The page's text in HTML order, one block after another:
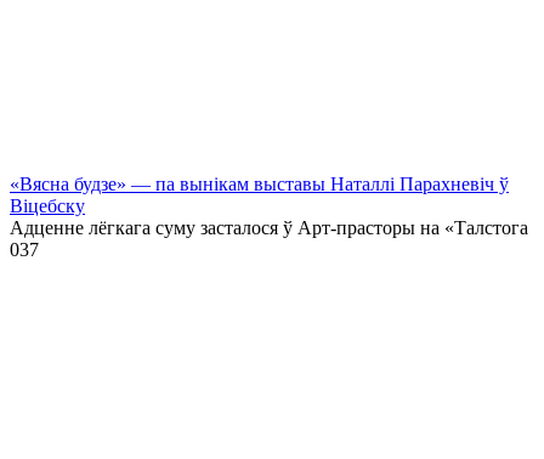
«Вясна будзе» — па вынікам выставы Наталлі Парахневіч ў
Віцебску
Адценне лёгкага суму засталося ў Арт-прасторы на «Талстога
037